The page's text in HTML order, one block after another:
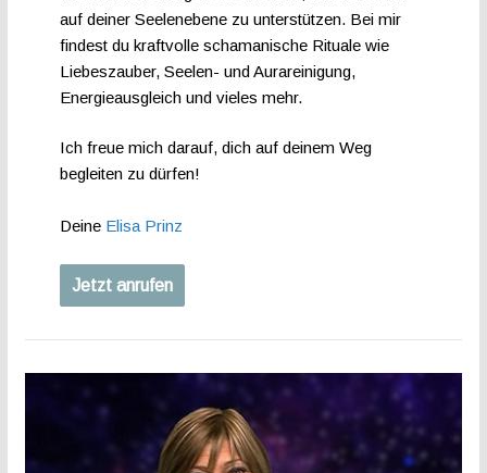
auf deiner Seelenebene zu unterstützen. Bei mir
findest du kraftvolle schamanische Rituale wie
Liebeszauber, Seelen- und Aurareinigung,
Energieausgleich und vieles mehr.
Ich freue mich darauf, dich auf deinem Weg
begleiten zu dürfen!
Deine Elisa Prinz
Jetzt anrufen